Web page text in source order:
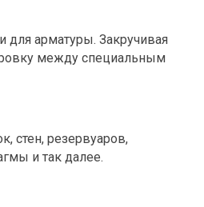
для арматуры. Закручивая
между специальным
стен, резервуаров,
и так далее.